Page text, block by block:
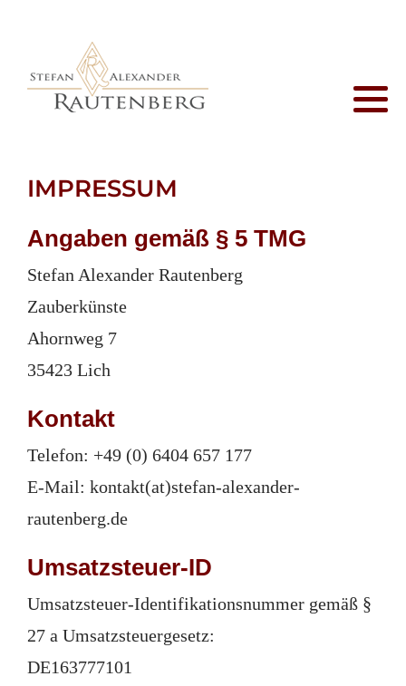
IMPRESSUM
Angaben gemäß § 5 TMG
Stefan Alexander Rautenberg
Zauberkünste
Ahornweg 7
35423 Lich
Kontakt
Telefon: +49 (0) 6404 657 177
E-Mail: kontakt(at)stefan-alexander-
rautenberg.de
Umsatzsteuer-ID
Umsatzsteuer-Identifikationsnummer gemäß §
27 a Umsatzsteuergesetz:
DE163777101
Profil
Auftraggeber
Auftrittsorte
Close-Up Magic
Salonmagie
Maßarbeit
Zaubertrick
Downloads
Kontaktseite
Impressum